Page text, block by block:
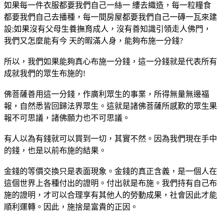
如果每一件衣服都要我們自己一絲一 縷去織造，每一粒糧食
都要我們自己去播種，每一間房屋都要我們自己一磚一瓦來建
設;如果沒有父母生養撫育成人，沒有善知識引領走人佛門，
我們又怎麼能有今 天的暇滿人身，能夠布施一分錢?
所以，我們如果能夠真心布施一分錢，這一分錢就是代表所有
成就我們的眾生布施的!
佛菩薩善用這一分錢，作廣利眾生的事業，所得無量無邊福
報，自然悉皆回歸法界眾生。這就是諸佛菩薩所感歎的眾生果
報不可思議，諸佛願力也不可思議。
有人以為有錢就可以買到一切，其實不然。因為我們現在手中
的錢，也是以前布施的結果。
金錢的等價交換只是表面現象。金錢的真正含義，是一個人在
這個世界上各種付出的證明。付出就是布施。我們持有自己布
施的證明，才可以合理享有其他人的勞動成果，社會因此才能
順利運轉。因此，施捨是富貴的正因。